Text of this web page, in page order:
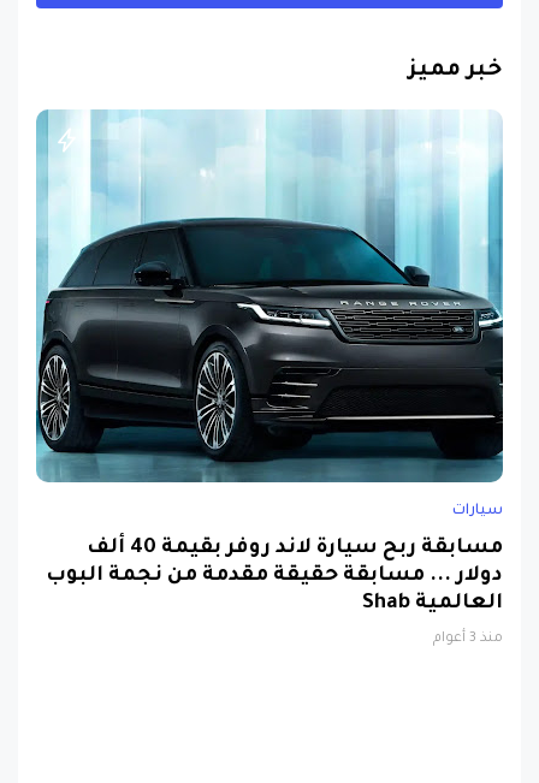
خبر مميز
سيارات
مسابقة ربح سيارة لاند روفر بقيمة 40 ألف
دولار ... مسابقة حقيقة مقدمة من نجمة البوب
العالمية Shab
منذ 3 أعوام